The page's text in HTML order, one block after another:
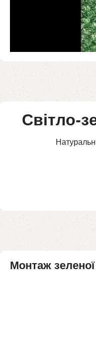
Світло-
Монтаж зеленої